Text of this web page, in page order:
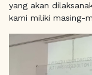
yang akan
kami miliki masing-